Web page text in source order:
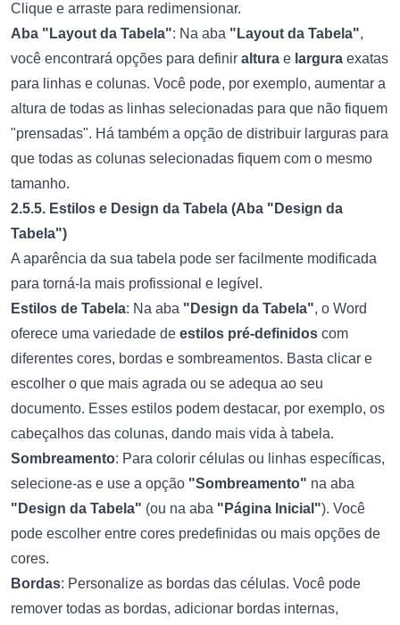
Clique e arraste para redimensionar.
Aba "Layout da Tabela": Na aba "Layout da Tabela",
você encontrará opções para definir altura e largura exatas
para linhas e colunas. Você pode, por exemplo, aumentar a
altura de todas as linhas selecionadas para que não fiquem
"prensadas". Há também a opção de distribuir larguras para
que todas as colunas selecionadas fiquem com o mesmo
tamanho.
2.5.5. Estilos e Design da Tabela (Aba "Design da
Tabela")
A aparência da sua tabela pode ser facilmente modificada
para torná-la mais profissional e legível.
Estilos de Tabela: Na aba "Design da Tabela", o Word
oferece uma variedade de estilos pré-definidos com
diferentes cores, bordas e sombreamentos. Basta clicar e
escolher o que mais agrada ou se adequa ao seu
documento. Esses estilos podem destacar, por exemplo, os
cabeçalhos das colunas, dando mais vida à tabela.
Sombreamento: Para colorir células ou linhas específicas,
selecione-as e use a opção "Sombreamento" na aba
"Design da Tabela" (ou na aba "Página Inicial"). Você
pode escolher entre cores predefinidas ou mais opções de
cores.
Bordas: Personalize as bordas das células. Você pode
remover todas as bordas, adicionar bordas internas,